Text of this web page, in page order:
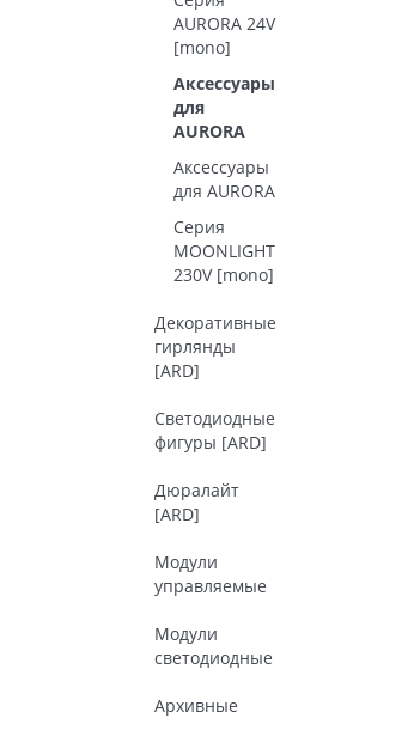
AURORA 24V
[mono]
Аксессуары
для
AURORA
Аксессуары
для AURORA
Серия
MOONLIGHT
230V [mono]
Декоративные
гирлянды
[ARD]
Светодиодные
фигуры [ARD]
Дюралайт
[ARD]
Модули
управляемые
Модули
светодиодные
Архивные